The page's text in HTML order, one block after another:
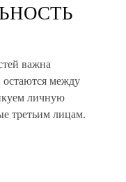
важна
остаются между
личную
третьим лицам.